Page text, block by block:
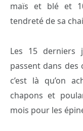
maïs et blé et
tendreté de sa
Les 15 derniers
passent dans des
c’est là qu’on
chapons et
mois pour les